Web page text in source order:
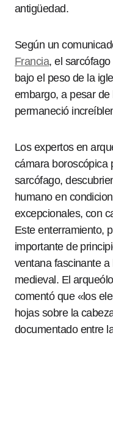
antigüedad.
Según un
Francia, el
bajo el peso de la
embargo, a pesar
permaneció
Los expertos en
cámara boroscópica
sarcófago,
humano en
excepcionales, con
Este enterramiento,
importante de
ventana fascinante
medieval. El
comentó que «los
hojas sobre la
documentado entre